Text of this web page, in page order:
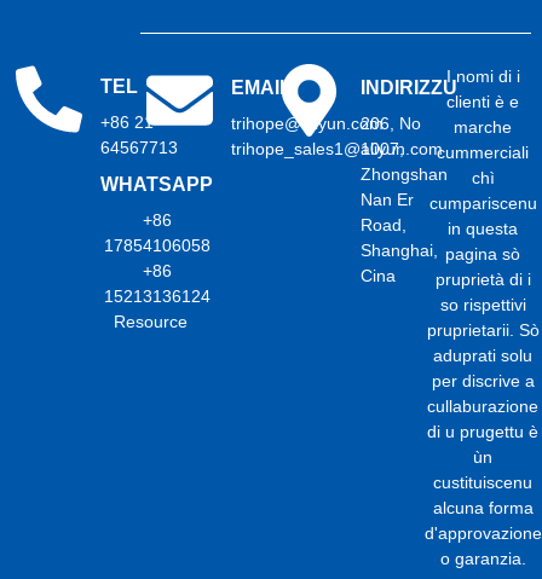
TEL
+86 21
64567713
WHATSAPP
+86
17854106058
+86
15213136124
Resource
EMAIL
trihope@aliyun.com
trihope_sales1@aliyun.com
INDIRIZZU
206, No
1007,
Zhongshan
Nan Er
Road,
Shanghai,
Cina
I nomi di i
clienti è e
marche
cummerciali
chì
cumpariscenu
in questa
pagina sò
pruprietà di i
so rispettivi
pruprietarii. Sò
aduprati solu
per discrive a
cullaburazione
di u prugettu è
ùn
custituiscenu
alcuna forma
d'approvazione
o garanzia.